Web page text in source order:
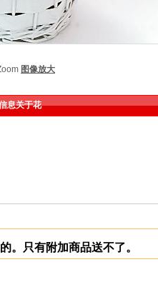
图像放大
息关于花
。只有附加商品送不了。